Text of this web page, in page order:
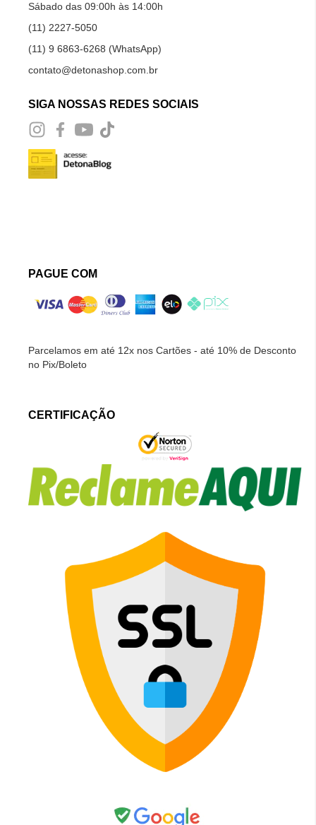
Sábado das 09:00h às 14:00h
(11) 2227-5050
(11) 9 6863-6268 (WhatsApp)
contato@detonashop.com.br
SIGA NOSSAS REDES SOCIAIS
PAGUE COM
Parcelamos em até 12x nos Cartões - até 10% de Desconto
no Pix/Boleto
CERTIFICAÇÃO